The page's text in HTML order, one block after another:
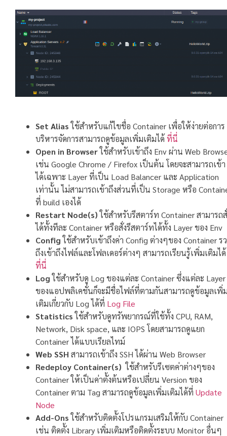
Set Aliasใช้สำหรับแก้ไขชื่อ Container เพื่อให้ง่ายต่อการ
บริหารจัดการสามารถดูข้อมูลเพิ่มเติมได้ ที่นี่
Open in Browserใช้สำหรับเข้าถึง Env ผ่าน Web
เช่น Google Chrome / Firefox เป็นต้น โดยจะสามารถเข้า
ได้เฉพาะ Layer ที่เป็น Load Balancer และ Application
เท่านั้น ไม่สามารถเข้าถึงส่วนที่เป็น Storage หรือ
ที่ build เองได้
Restart Node(s)ใช้สำหรับรีสตาร์ท Container สามารถ
ได้ทั้งทีละ Container หรือสั่งรีสตาร์ทได้ทั้ง Layer ของ Env
Configใช้สำหรับเข้าถึงค่า Config ต่างๆของ Container ร
ถึงเข้าถึงไฟล์และโฟลเดอร์ต่างๆ สามารถเรียนรู้เพิ่มเติมได้
ที่นี่
Logใช้สำหรับดู Log ของแต่ละ Container ซึ่งแต่ละ Layer
ของแอปพลิเคชั่นก็จะมีชื่อไฟล์ที่ตามกันสามารถดูข้อมูลเพิ่
เติมเกี่ยวกับ Log ได้ที่ Log File
Statisticsใช้สำหรับดูทรัพยากรณ์ที่ใช้ทั้ง CPU, RAM,
Network, Disk space, และ IOPS โดยสามารถดูแยก
Container ได้แบบเรียลไทม์
Web SSH สามารถเข้าถึง SSH ได้ผ่าน Web Browser
Redeploy Container(s) ใช้สำหรับรีเซตค่าต่างๆของ
Container ให้เป็นค่าตั้งต้นหรือเปลี่ยน Version ของ
Container ตาม Tag สามารถดูข้อมูลเพิ่มเติมได้ที่ Update
Node
Add-Onsใช้สำหรับติดตั้งโปรแกรมเสริมให้กับ Container
เช่น ติดตั้ง Library เพิ่มเติมหรือติดตั้งระบบ Monitor อื่นๆ